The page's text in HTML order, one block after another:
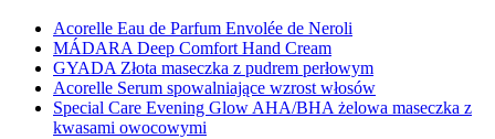
Acorelle Eau de Parfum Envolée de Neroli
MÁDARA Deep Comfort Hand Cream
GYADA Złota maseczka z pudrem perłowym
Acorelle Serum spowalniające wzrost włosów
Special Care Evening Glow AHA/BHA żelowa maseczka z
kwasami owocowymi